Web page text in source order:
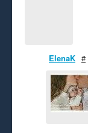
ElenaK #